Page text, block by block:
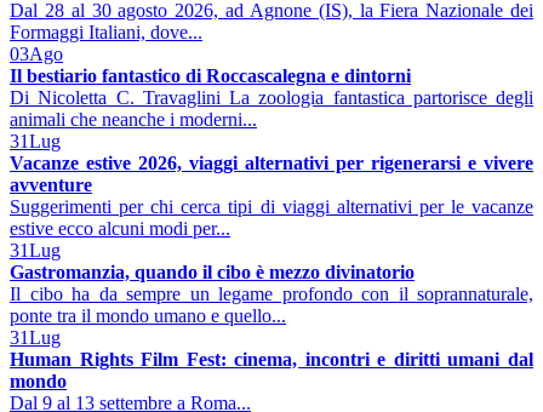
Dal 28 al 30 agosto 2026, ad Agnone (IS), la Fiera Nazionale dei
Formaggi Italiani, dove...
03Ago
Il bestiario fantastico di Roccascalegna e dintorni
Di Nicoletta C. Travaglini La zoologia fantastica partorisce degli
animali che neanche i moderni...
31Lug
Vacanze estive 2026, viaggi alternativi per rigenerarsi e vivere
avventure
Suggerimenti per chi cerca tipi di viaggi alternativi per le vacanze
estive ecco alcuni modi per...
31Lug
Gastromanzia, quando il cibo è mezzo divinatorio
Il cibo ha da sempre un legame profondo con il soprannaturale,
ponte tra il mondo umano e quello...
31Lug
Human Rights Film Fest: cinema, incontri e diritti umani dal
mondo
Dal 9 al 13 settembre a Roma...